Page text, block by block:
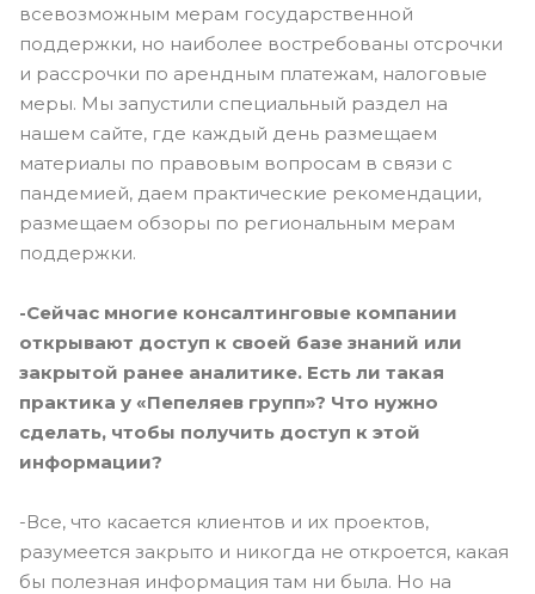
всевозможным мерам государственной
поддержки, но наиболее востребованы отсрочки
и рассрочки по арендным платежам, налоговые
меры. Мы запустили специальный раздел на
нашем сайте, где каждый день размещаем
материалы по правовым вопросам в связи с
пандемией, даем практические рекомендации,
размещаем обзоры по региональным мерам
поддержки.
-Сейчас многие консалтинговые компании
открывают доступ к своей базе знаний или
закрытой ранее аналитике. Есть ли такая
практика у «Пепеляев групп»? Что нужно
сделать, чтобы получить доступ к этой
информации?
-Все, что касается клиентов и их проектов,
разумеется закрыто и никогда не откроется, какая
бы полезная информация там ни была. Но на